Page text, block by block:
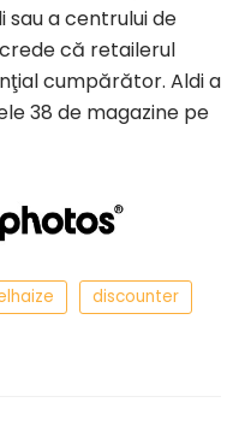
sau a centrului de
că retailerul
cumpărător. Aldi a
38 de magazine pe
discounter